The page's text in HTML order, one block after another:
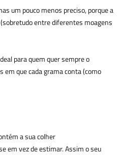
um pouco menos preciso, porque a
entre diferentes moagens
para quem quer sempre o
em que cada grama conta (como
a sua colher
em vez de estimar. Assim o seu